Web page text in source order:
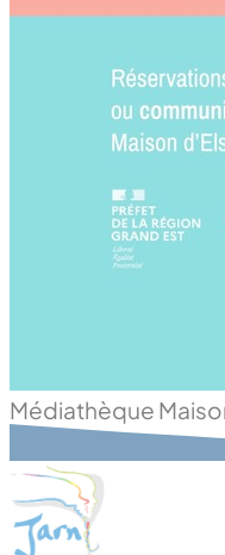
Médiathèque